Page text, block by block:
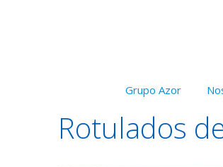
Grupo Azor
Rotulados